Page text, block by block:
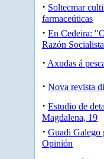
· Soltecmar
farmaceúticas
· En Cedeira:
Razón Socialista
· Axudas á
· Nova revista
· Estudio de
Magdalena, 19
· Guadi Galego
Opinión